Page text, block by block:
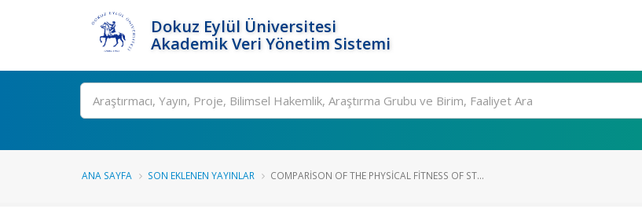
Dokuz Eylül Üniversitesi
Akademik Veri Yönetim Sistemi
Ara
ANA SAYFA SON EKLENEN YAYINLAR COMPARISON OF THE PHYSICAL FITNESS OF ST...